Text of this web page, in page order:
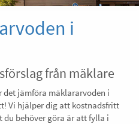
i
från mäklare
jämföra mäklararvoden i
Vi hjälper dig att kostnadsfritt
behöver göra är att fylla i